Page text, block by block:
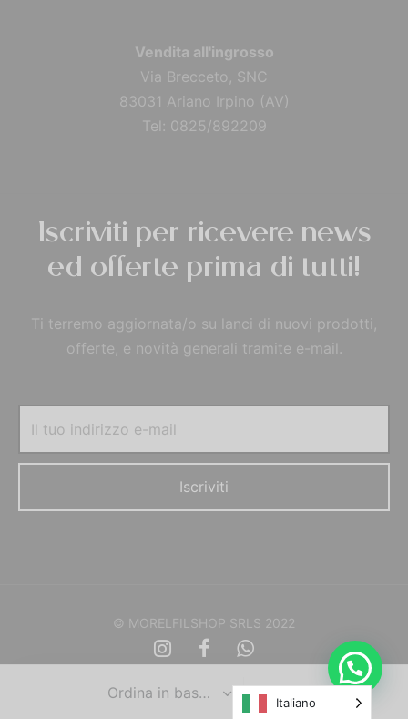
Vendita all'ingrosso
Via Brecceto, SNC
83031 Ariano Irpino (AV)
Tel: 0825/892209
Iscriviti per ricevere news
ed offerte prima di tutti!
Ti terremo aggiornata/o su lanci di nuovi prodotti,
offerte, e novità generali tramite e-mail.
© MORELFILSHOP SRLS 2022
Italiano